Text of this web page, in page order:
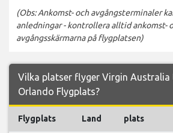
(Obs: Ankomst- och avgångsterminaler
anledningar - kontrollera alltid ankomst-
avgångsskärmarna på flygplatsen)
Vilka platser flyger Virgin
Orlando Flygplats?
Flygplats Land plats